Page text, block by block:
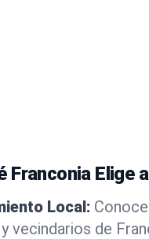
Franconia Elige
Local:
vecindarios de